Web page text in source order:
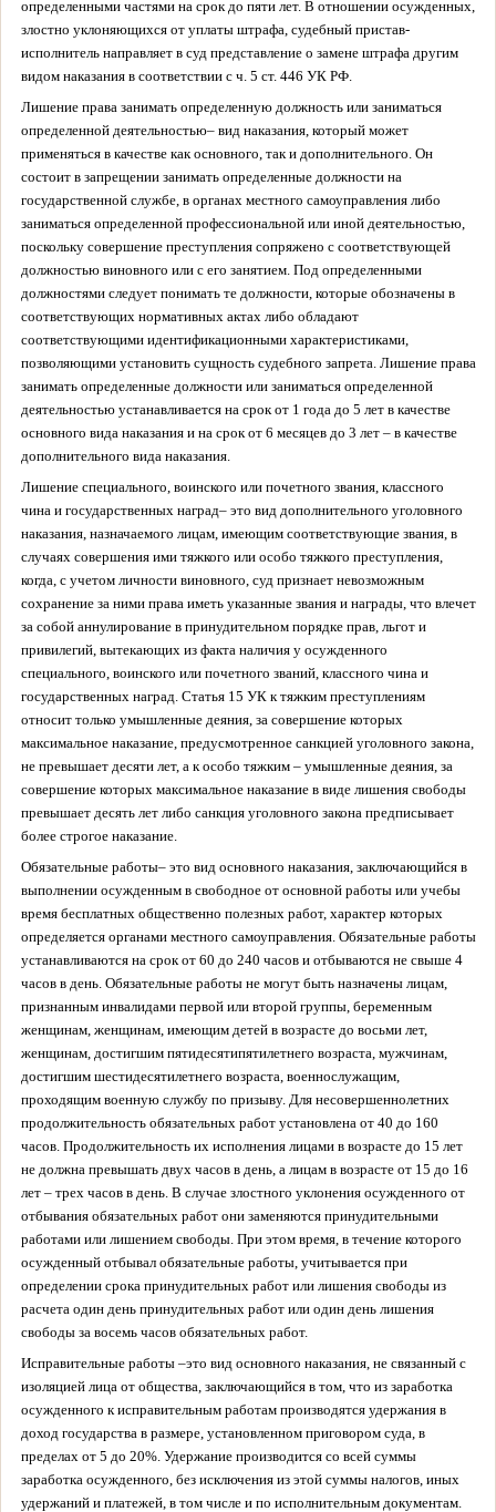
определенными частями на срок до пяти лет. В отношении осужденных,
злостно уклоняющихся от уплаты штрафа, судебный пристав-
исполнитель направляет в суд представление о замене штрафа другим
видом наказания в соответствии с ч. 5 ст. 446 УК РФ.
Лишение права занимать определенную должность или заниматься
определенной деятельностью– вид наказания, который может
применяться в качестве как основного, так и дополнительного. Он
состоит в запрещении занимать определенные должности на
государственной службе, в органах местного самоуправления либо
заниматься определенной профессиональной или иной деятельностью,
поскольку совершение преступления сопряжено с соответствующей
должностью виновного или с его занятием. Под определенными
должностями следует понимать те должности, которые обозначены в
соответствующих нормативных актах либо обладают
соответствующими идентификационными характеристиками,
позволяющими установить сущность судебного запрета. Лишение права
занимать определенные должности или заниматься определенной
деятельностью устанавливается на срок от 1 года до 5 лет в качестве
основного вида наказания и на срок от 6 месяцев до 3 лет – в качестве
дополнительного вида наказания.
Лишение специального, воинского или почетного звания, классного
чина и государственных наград– это вид дополнительного уголовного
наказания, назначаемого лицам, имеющим соответствующие звания, в
случаях совершения ими тяжкого или особо тяжкого преступления,
когда, с учетом личности виновного, суд признает невозможным
сохранение за ними права иметь указанные звания и награды, что влечет
за собой аннулирование в принудительном порядке прав, льгот и
привилегий, вытекающих из факта наличия у осужденного
специального, воинского или почетного званий, классного чина и
государственных наград. Статья 15 УК к тяжким преступлениям
относит только умышленные деяния, за совершение которых
максимальное наказание, предусмотренное санкцией уголовного закона,
не превышает десяти лет, а к особо тяжким – умышленные деяния, за
совершение которых максимальное наказание в виде лишения свободы
превышает десять лет либо санкция уголовного закона предписывает
более строгое наказание.
Обязательные работы– это вид основного наказания, заключающийся в
выполнении осужденным в свободное от основной работы или учебы
время бесплатных общественно полезных работ, характер которых
определяется органами местного самоуправления. Обязательные работы
устанавливаются на срок от 60 до 240 часов и отбываются не свыше 4
часов в день. Обязательные работы не могут быть назначены лицам,
признанным инвалидами первой или второй группы, беременным
женщинам, женщинам, имеющим детей в возрасте до восьми лет,
женщинам, достигшим пятидесятипятилетнего возраста, мужчинам,
достигшим шестидесятилетнего возраста, военнослужащим,
проходящим военную службу по призыву. Для несовершеннолетних
продолжительность обязательных работ установлена от 40 до 160
часов. Продолжительность их исполнения лицами в возрасте до 15 лет
не должна превышать двух часов в день, а лицам в возрасте от 15 до 16
лет – трех часов в день. В случае злостного уклонения осужденного от
отбывания обязательных работ они заменяются принудительными
работами или лишением свободы. При этом время, в течение которого
осужденный отбывал обязательные работы, учитывается при
определении срока принудительных работ или лишения свободы из
расчета один день принудительных работ или один день лишения
свободы за восемь часов обязательных работ.
Исправительные работы –это вид основного наказания, не связанный с
изоляцией лица от общества, заключающийся в том, что из заработка
осужденного к исправительным работам производятся удержания в
доход государства в размере, установленном приговором суда, в
пределах от 5 до 20%. Удержание производится со всей суммы
заработка осужденного, без исключения из этой суммы налогов, иных
удержаний и платежей, в том числе и по исполнительным документам.